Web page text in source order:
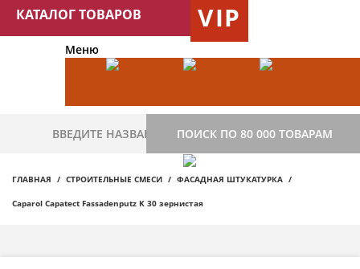
КАТАЛОГ ТОВАРОВ VIP
Меню
ПОИСК ПО 80 000 ТОВАРАМ
ГЛАВНАЯ СТРОИТЕЛЬНЫЕ СМЕСИ ФАСАДНАЯ ШТУКАТУРКА
Caparol Capatect Fassadenputz K 30 зернистая